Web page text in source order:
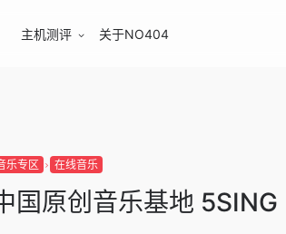
主机测评 关于NO404
乐专区 在线音乐
国原创音乐基地 5SING